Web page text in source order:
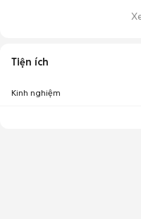
Tiện ích
Kinh nghiệm